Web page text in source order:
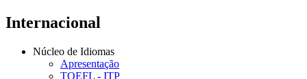
Internacional
Núcleo de Idiomas
Apresentação
TOEFL - ITP